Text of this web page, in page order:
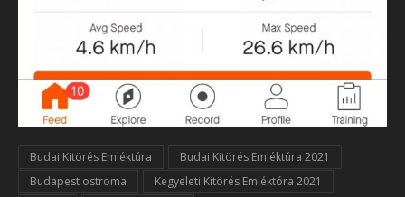
Budai Kitörés Emléktúra
Budai Kitörés Emléktúra 2021
Budapest ostroma
Kegyeleti Kitörés Emléktóra 2021